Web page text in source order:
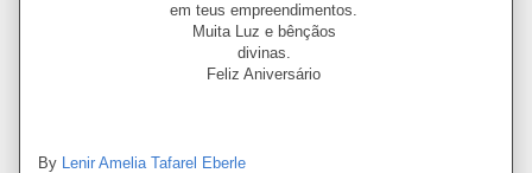
em teus empreendimentos.
Muita Luz e bênçãos
divinas.
Feliz Aniversário
By Lenir Amelia Tafarel Eberle